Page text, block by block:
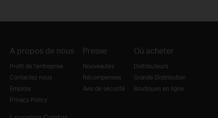
A propos de nous
Profil de l'entreprise
Contactez nous
Emplois
Privacy Policy
Presse
Nouveautés
Récompenses
Avis de sécurité
Où acheter
Distributeurs
Grande Distribution
Boutiques en ligne